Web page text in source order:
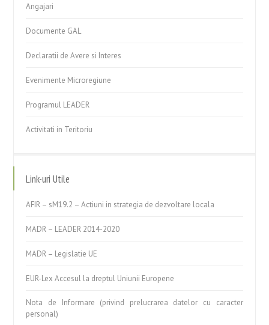
Angajari
Documente GAL
Declaratii de Avere si Interes
Evenimente Microregiune
Programul LEADER
Activitati in Teritoriu
Link-uri Utile
AFIR – sM19.2 – Actiuni in strategia de dezvoltare locala
MADR – LEADER 2014-2020
MADR – Legislatie UE
EUR-Lex Accesul la dreptul Uniunii Europene
Nota de Informare (privind prelucrarea datelor cu caracter
personal)